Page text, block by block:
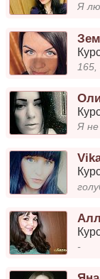
-